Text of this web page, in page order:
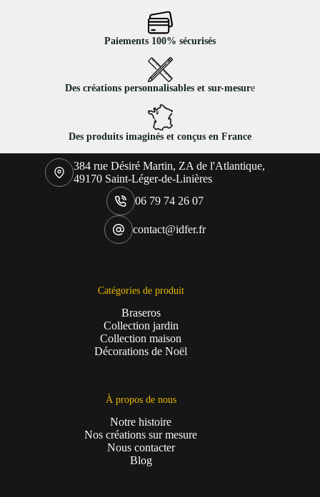
Paiements 100% sécurisés
Des créations personnalisables et sur-mesure
Des produits imaginés et conçus en France
384 rue Désiré Martin, ZA de l'Atlantique,
49170 Saint-Léger-de-Linières
06 79 74 26 07
contact@idfer.fr
Catégories de produit
Braseros
Collection jardin
Collection maison
Décorations de Noël
À propos de nous
Notre histoire
Nos créations sur mesure
Nous contacter
Blog